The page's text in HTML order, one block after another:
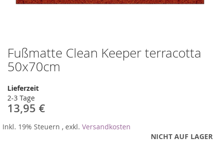
Fußmatte Clean Keeper terracotta
50x70cm
Lieferzeit
2-3 Tage
13,95 €
Inkl. 19% Steuern , exkl. Versandkosten
NICHT AUF LAGER
Zum
Anfang
der
springen